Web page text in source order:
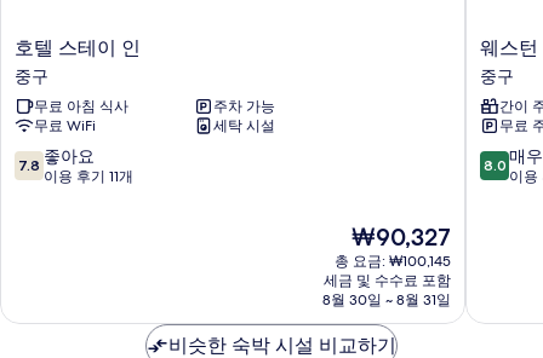
호
텔
스
테
이
인
중
호텔 스테이 인
중구
무료 아침 식사
주차 가능
무료 WiFi
세탁 시설
10
점
아
7.8 좋아요
이용 후기 11개
현
재
요
금
₩90,327
₩90,327
총 요금: ₩100,145
세금 및 수수료 포함
8월 30일 ~ 8월 31일
웨
스
턴
코
업
호
텔
대
웨스턴
중구
간이
무료
10
점
우
8.0 매
이용
비슷한 숙박 시설 비교하기